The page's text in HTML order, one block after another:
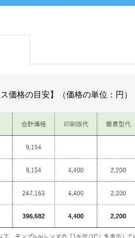
価格の目安】（価格の単位：円）